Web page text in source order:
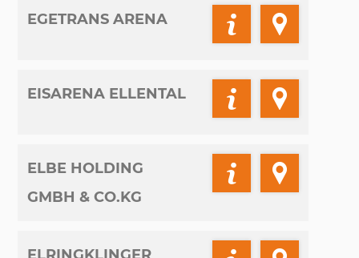
EGETRANS ARENA
EISARENA ELLENTAL
ELBE HOLDING
GMBH & CO.KG